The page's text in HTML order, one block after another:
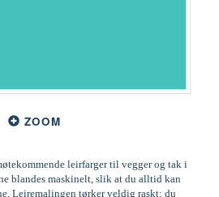
ZOOM
leirfarger til vegger og tak i
blandes maskinelt, slik at du alltid kan
Leiremalingen tørker veldig raskt: du